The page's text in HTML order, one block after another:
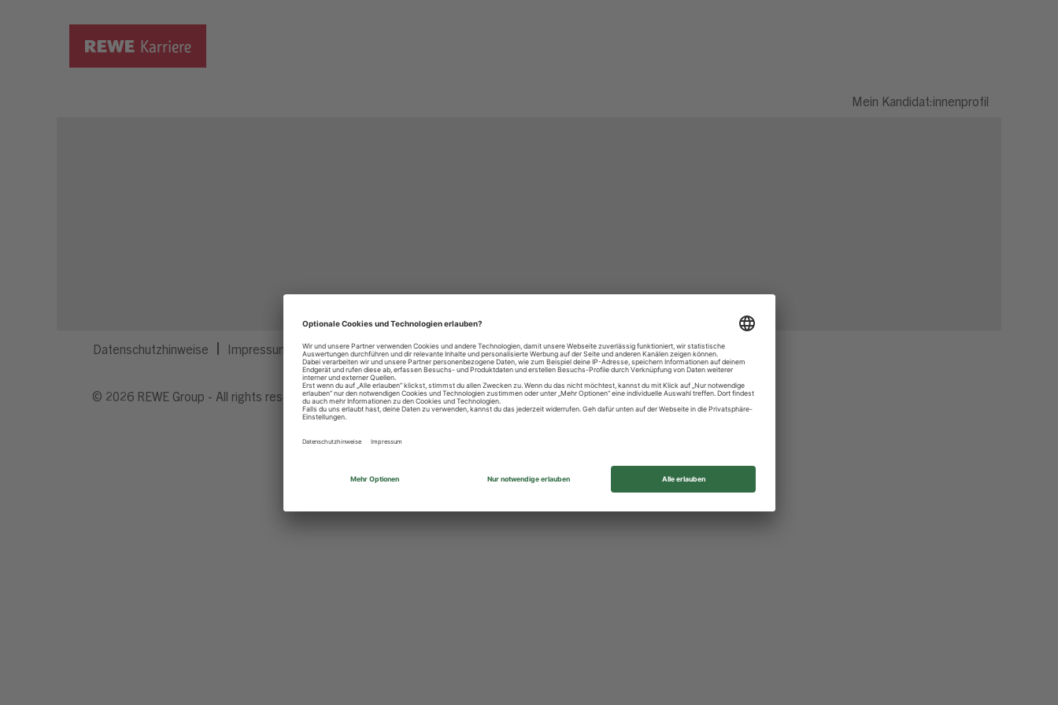
Mein Kandidat:innenprofil
Datenschutzhinweise Impressum Privatsphäre-Einstellungen
© 2026 REWE Group - All rights reserved